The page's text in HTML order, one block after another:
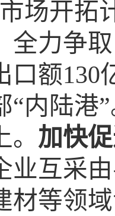
场开拓
全力争
口额130
“内陆港
加快
业互采
材等领